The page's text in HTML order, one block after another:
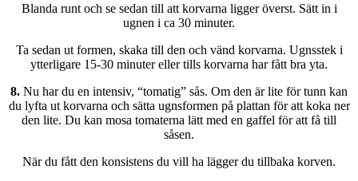
Blanda runt och se sedan till att korvarna ligger överst. Sätt in i
ugnen i ca 30 minuter.
Ta sedan ut formen, skaka till den och vänd korvarna. Ugnsstek i
ytterligare 15-30 minuter eller tills korvarna har fått bra yta.
8. Nu har du en intensiv, “tomatig” sås. Om den är lite för tunn kan
du lyfta ut korvarna och sätta ugnsformen på plattan för att koka ner
den lite. Du kan mosa tomaterna lätt med en gaffel för att få till
såsen.
När du fått den konsistens du vill ha lägger du tillbaka korven.